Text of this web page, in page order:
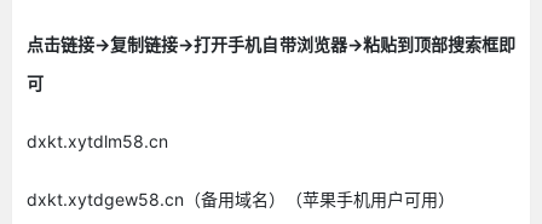
点击链接->复制链接->打开手机自带浏览器->粘贴到顶部搜索框即
可
dxkt.xytdlm58.cn
dxkt.xytdgew58.cn（备用域名）（苹果手机用户可用）